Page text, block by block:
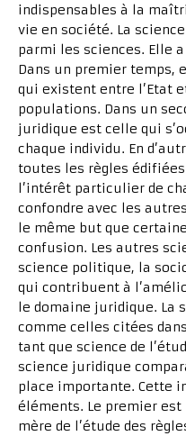
indispensables à la
vie en société. La
parmi les sciences. Elle
Dans un premier temps,
qui existent entre l’Etat
populations. Dans un
juridique est celle qui
chaque individu. En
toutes les règles
l’intérêt particulier de
confondre avec les
le même but que
confusion. Les autres
science politique, la
qui contribuent à
le domaine juridique. La
comme celles citées
tant que science de
science juridique
place importante. Cette
éléments. Le premier
mère de l’étude des